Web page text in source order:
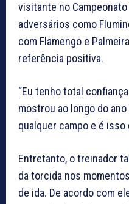
visitante no
adversários como
com Flamengo e
referência positiva.
“Eu tenho total
mostrou ao longo do
qualquer campo e é isso
Entretanto, o treinador
da torcida nos
de ida. De acordo com